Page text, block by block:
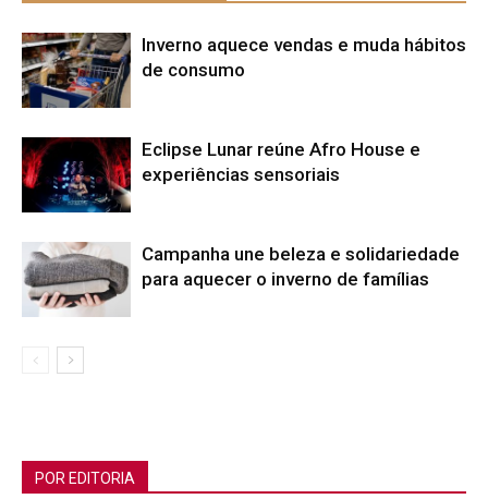
Inverno aquece vendas e muda hábitos
de consumo
Eclipse Lunar reúne Afro House e
experiências sensoriais
Campanha une beleza e solidariedade
para aquecer o inverno de famílias
POR EDITORIA